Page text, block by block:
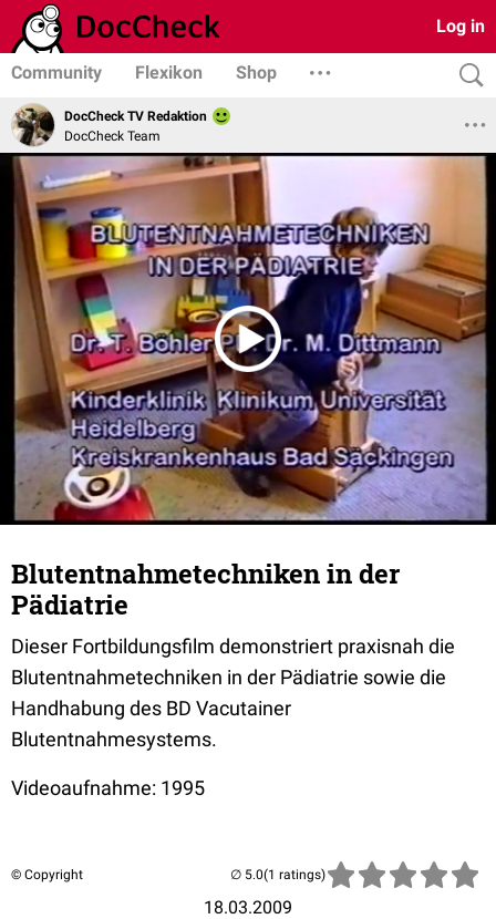
Log in
Community Flexikon Shop
DocCheck TV Redaktion
DocCheck Team
Blutentnahmetechniken in der
Pädiatrie
Dieser Fortbildungsfilm demonstriert praxisnah die
Blutentnahmetechniken in der Pädiatrie sowie die
Handhabung des BD Vacutainer
Blutentnahmesystems.
Videoaufnahme: 1995
© Copyright
18.03.2009
(1 ratings)